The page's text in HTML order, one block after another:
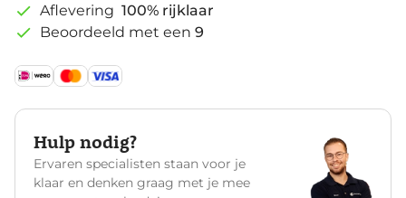
Aflevering 100% rijklaar
Beoordeeld met een 9
Hulp nodig?
Ervaren specialisten staan voor je
klaar en denken graag met je mee